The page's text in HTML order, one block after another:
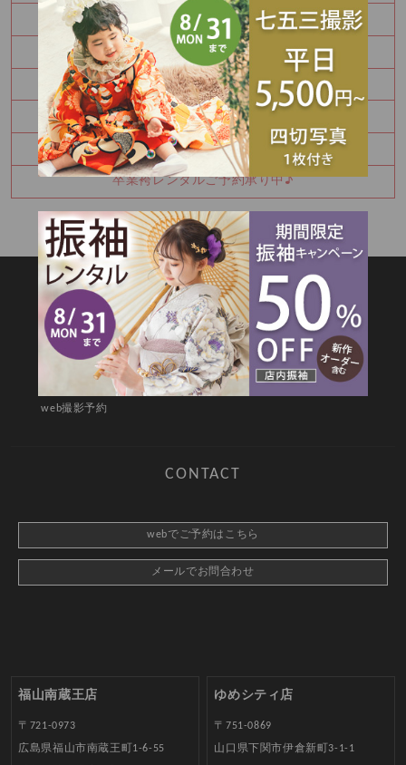
Half Birthday‪‪*°♡
8月 振袖特別展示会 ご予約受付中です！！
Happy Birthday🎉
七五三詣りの神社紹介⛩️
8月振袖展示会予約受付中✨
卒業袴レンタルご予約承り中♪
SITEMAP
TOP 新着情報
撮影メニュー
料金・商品
キャンペーン
衣装カタログ
よくあるご質問
web撮影予約
CONTACT
webでご予約はこちら
メールでお問合わせ
福山南蔵王店
〒721-0973
広島県福山市南蔵王町1-6-55
ゆめシティ店
〒751-0869
山口県下関市伊倉新町3-1-1